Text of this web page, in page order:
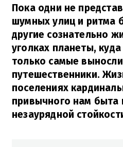
Пока одни не
шумных улиц и ритма
другие сознательно
уголках планеты,
только самые
путешественники.
поселениях
привычного нам быта
незаурядной